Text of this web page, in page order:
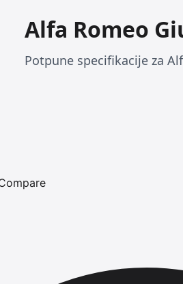
Alfa Romeo
Potpune specifikacije za